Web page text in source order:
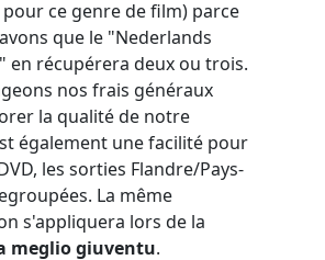
ce genre de film) parce
que le "Nederlands
en récupérera deux ou trois.
nos frais généraux
la qualité de notre
également une facilité pour
les sorties Flandre/Pays-
La même
s'appliquera lors de la
meglio giuventu.